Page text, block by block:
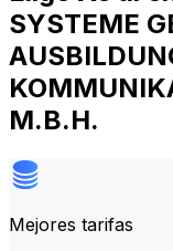
SYSTEME
M.B.H.
Mejores tarifas